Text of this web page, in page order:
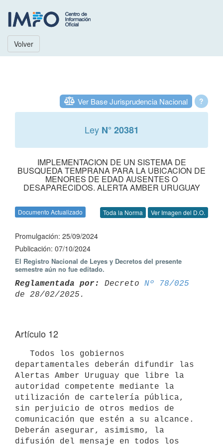
Volver
?
Ver Base Jurisprudencia Nacional
Ley N° 20381
IMPLEMENTACION DE UN SISTEMA DE
BUSQUEDA TEMPRANA PARA LA UBICACION DE
MENORES DE EDAD AUSENTES O
DESAPARECIDOS. ALERTA AMBER URUGUAY
Documento Actualizado Toda la Norma Ver Imagen del D.O.
Promulgación: 25/09/2024
Publicación: 07/10/2024
El Registro Nacional de Leyes y Decretos del presente
semestre aún no fue editado.
Reglamentada por: Decreto Nº 78/025
Artículo 12
departamentales deberán difundir las
Alertas Amber Uruguay que libre la
autoridad competente mediante la
utilización de cartelería pública,
sin perjuicio de otros medios de
comunicación que estén a su alcance.
Deberán asegurar, asimismo, la
difusión del mensaje en todos los